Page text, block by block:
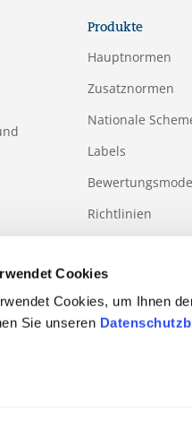
Cookies
Cookies, um Ihnen
Sie unseren
Produkte
Hauptnormen
Zusatznormen
Nationale
Labels
Richtlinien